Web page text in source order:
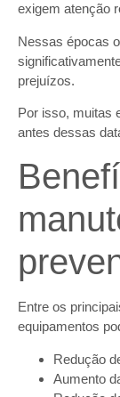
exigem atenção
Nessas épocas
prejuízos.
Por isso, muitas
antes dessas
Entre os
equipamentos
Redução
Aumento